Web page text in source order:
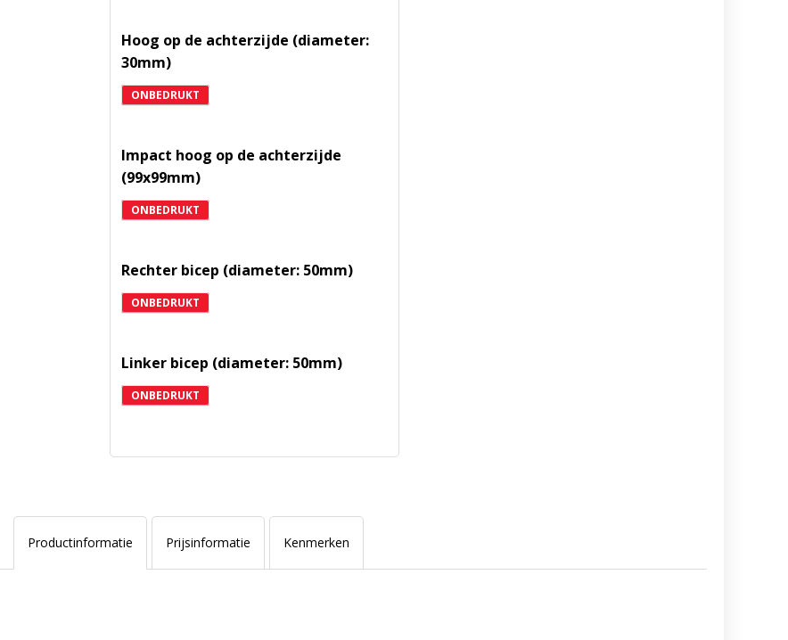
Hoog op de achterzijde (diameter:
30mm)
ONBEDRUKT
Impact hoog op de achterzijde
(99x99mm)
ONBEDRUKT
Rechter bicep (diameter: 50mm)
ONBEDRUKT
Linker bicep (diameter: 50mm)
ONBEDRUKT
Productinformatie Prijsinformatie Kenmerken